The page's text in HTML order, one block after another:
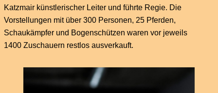
Katzmair künstlerischer Leiter und führte Regie. Die
Vorstellungen mit über 300 Personen, 25 Pferden,
Schaukämpfer und Bogenschützen waren vor jeweils
1400 Zuschauern restlos ausverkauft.